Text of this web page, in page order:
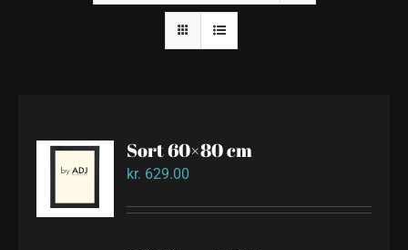
Sort 60×80 cm
kr. 629.00